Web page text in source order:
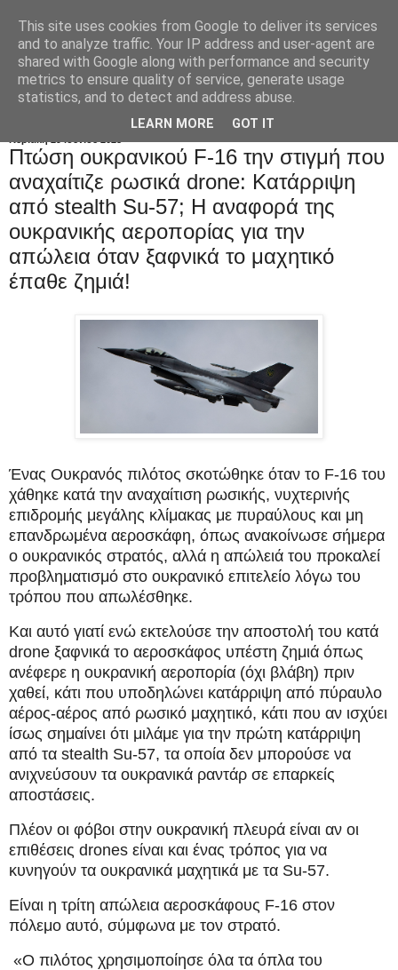
Πτώση ουκρανικού F-16 την στιγμή που
αναχαίτιζε ρωσικά drone: Κατάρριψη
από stealth Su-57; Η αναφορά της
ουκρανικής αεροπορίας για την
απώλεια όταν ξαφνικά το μαχητικό
έπαθε ζημιά!
Ένας Ουκρανός πιλότος σκοτώθηκε όταν το F-16 του
χάθηκε κατά την αναχαίτιση ρωσικής, νυχτερινής
επιδρομής μεγάλης κλίμακας με πυραύλους και μη
επανδρωμένα αεροσκάφη, όπως ανακοίνωσε σήμερα
ο ουκρανικός στρατός, αλλά η απώλειά του προκαλεί
προβληματισμό στο ουκρανικό επιτελείο λόγω του
τρόπου που απωλέσθηκε.
Και αυτό γιατί ενώ εκτελούσε την αποστολή του κατά
drone ξαφνικά το αεροσκάφος υπέστη ζημιά όπως
ανέφερε η ουκρανική αεροπορία (όχι βλάβη) πριν
χαθεί, κάτι που υποδηλώνει κατάρριψη από πύραυλο
αέρος-αέρος από ρωσικό μαχητικό, κάτι που αν ισχύει
ίσως σημαίνει ότι μιλάμε για την πρώτη κατάρριψη
από τα stealth Su-57, τα οποία δεν μπορούσε να
ανιχνεύσουν τα ουκρανικά ραντάρ σε επαρκείς
αποστάσεις.
Πλέον οι φόβοι στην ουκρανική πλευρά είναι αν οι
επιθέσεις drones είναι και ένας τρόπος για να
κυνηγούν τα ουκρανικά μαχητικά με τα Su-57.
Είναι η τρίτη απώλεια αεροσκάφους F-16 στον
πόλεμο αυτό, σύμφωνα με τον στρατό.
«Ο πιλότος χρησιμοποίησε όλα τα όπλα του
This site uses cookies from Google to deliver its services
and to analyze traffic. Your IP address and user-agent are
shared with Google along with performance and security
metrics to ensure quality of service, generate usage
statistics, and to detect and address abuse.
LEARN MORE GOT IT